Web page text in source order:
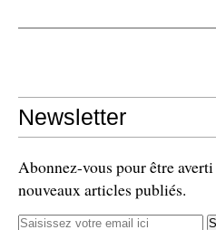
Newsletter
Abonnez-vous pour être averti
nouveaux articles publiés.